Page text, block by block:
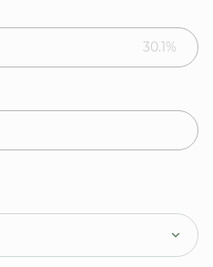
30.1%